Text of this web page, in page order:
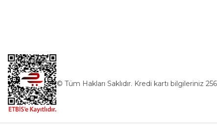
© Tüm Hakları Saklıdır. Kredi kartı bilgileriniz